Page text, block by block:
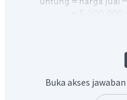
Jadi, Dani memperoleh
Buka akses